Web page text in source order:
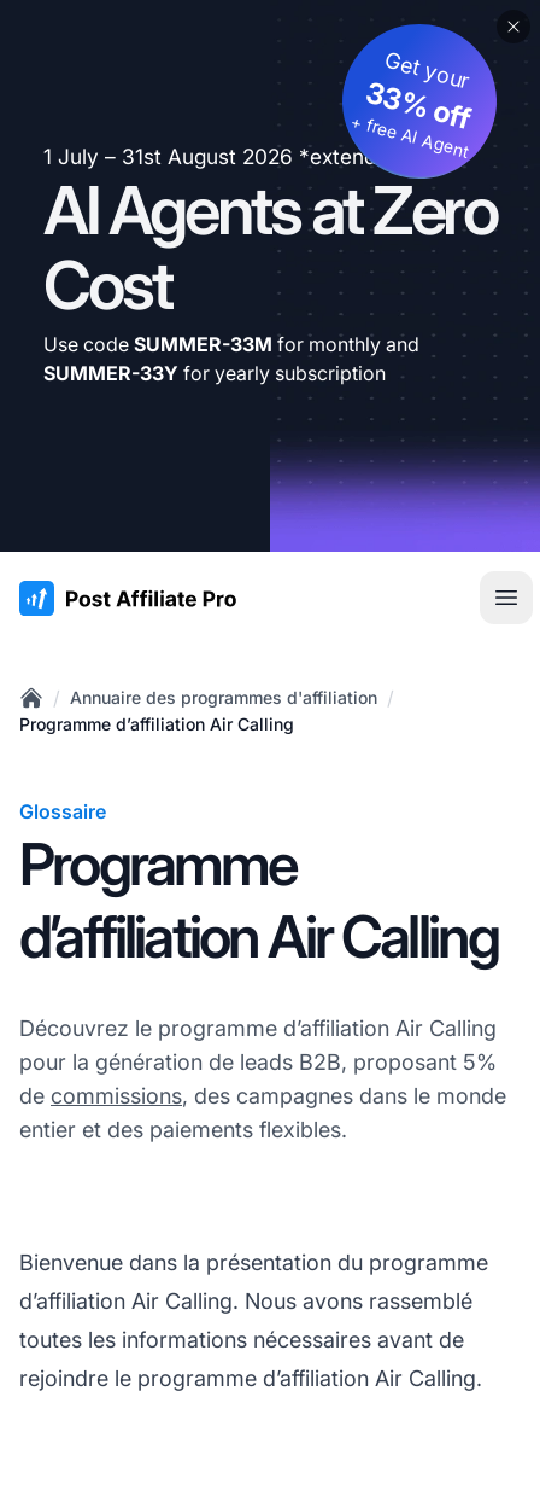
1 July – 31st August 2026 *extended
AI Agents at Zero
Cost
Get your
33% off
+ free AI Agent
Use code SUMMER-33M for monthly and
SUMMER-33Y for yearly subscription
:site.title
Home
/ Annuaire des programmes d'affiliation /
Programme d’affiliation Air Calling
Glossaire
Programme
d’affiliation Air Calling
Découvrez le programme d’affiliation Air Calling
pour la génération de leads B2B, proposant 5%
de commissions, des campagnes dans le monde
entier et des paiements flexibles.
Bienvenue dans la présentation du programme
d’affiliation Air Calling. Nous avons rassemblé
toutes les informations nécessaires avant de
rejoindre le programme d’affiliation Air Calling.